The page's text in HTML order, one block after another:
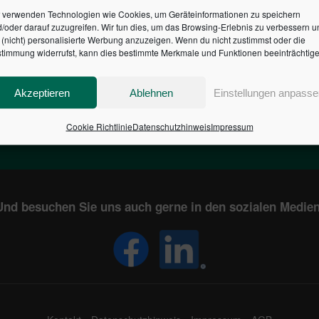
verwenden Technologien wie Cookies, um Geräteinformationen zu speichern
oder darauf zuzugreifen. Wir tun dies, um das Browsing-Erlebnis zu verbessern
personalisierte Werbung anzuzeigen. Wenn du nicht zustimmst oder die
widerrufst, kann dies bestimmte Merkmale und Funktionen
Akzeptieren Ablehnen Einstellungen
Cookie RichtlinieDatenschutzhinweisImpressum
DES BUNDES DER
€
IN DEUTSCHLAND
besuchen Sie uns auch gerne in den sozialen